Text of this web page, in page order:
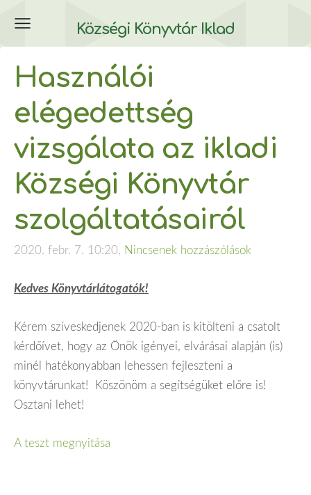
Községi Könyvtár Iklad
Használói
elégedettség
vizsgálata az ikladi
Községi Könyvtár
szolgáltatásairól
2020. febr. 7. 10:20, Nincsenek hozzászólások
Kedves Könyvtárlátogatók!
Kérem szíveskedjenek 2020-ban is kitölteni a csatolt
kérdőívet, hogy az Önök igényei, elvárásai alapján (is)
minél hatékonyabban lehessen fejleszteni a
könyvtárunkat! Köszönöm a segítségüket előre is!
Osztani lehet!
A teszt megnyitása